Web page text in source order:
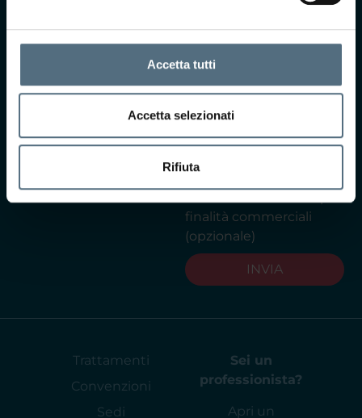
Accetta tutti
Accetta selezionati
Rifiuta
Condizioni*
casella, acconsento i
termini di privacy ai
sensi dell'art. 13 del
l'informativa privacy
finalità commerciali
(opzionale)
INVIA
Trattamenti
Convenzioni
Sedi
Sei un
professionista?
Apri un